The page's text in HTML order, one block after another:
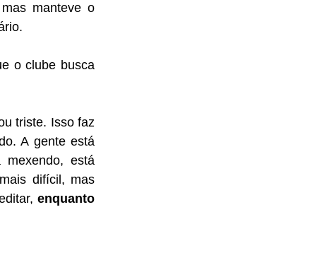
manteve o
o clube busca
triste. Isso faz
A gente está
mexendo, está
difícil, mas
enquanto